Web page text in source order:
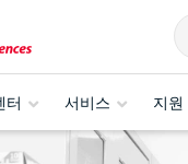
터 서비스 지원